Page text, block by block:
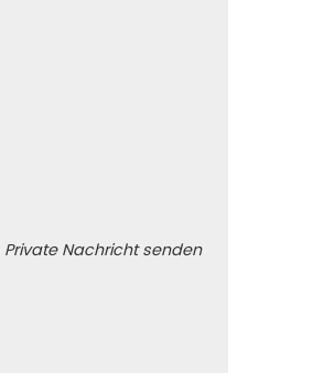
Private Nachricht senden